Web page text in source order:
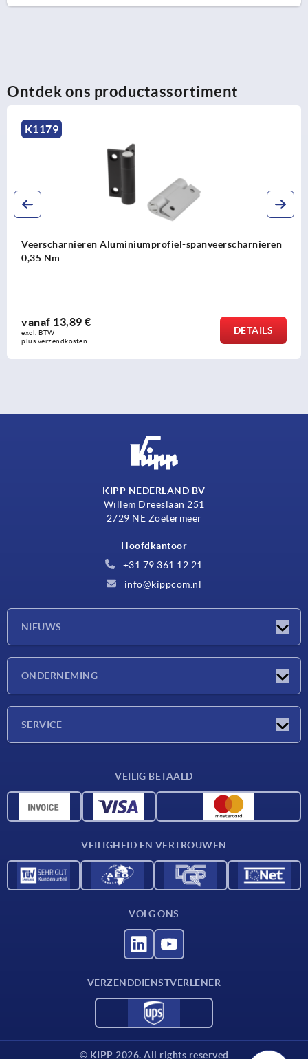
Ontdek ons productassortiment
Aluminiumprofiel-spanveerscharnieren
€
plus
KIPP NEDERLAND BV
Willem Dreeslaan 251
2729 NE Zoetermeer
Hoofdkantoor
+31 79 361 12 21
info@kippcom.nl
NIEUWS
ONDERNEMING
SERVICE
CAD-gegevens
VEILIG BETAALD
VEILIGHEID EN VERTROUWEN
VOLG ONS
VERZENDDIENSTVERLENER
© KIPP 2026. All rights reserved